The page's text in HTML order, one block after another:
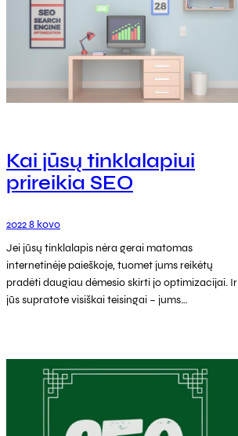
Kai jūsų tinklalapiui
prireikia SEO
2022 8 kovo
Jei jūsų tinklalapis nėra gerai matomas
internetinėje paieškoje, tuomet jums reikėtų
pradėti daugiau dėmesio skirti jo optimizacijai. Ir
jūs supratote visiškai teisingai – jums…